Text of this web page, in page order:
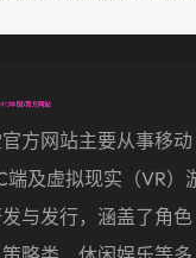
方网站主要从事移动
端及虚拟现实（VR）
与发行，涵盖了角色